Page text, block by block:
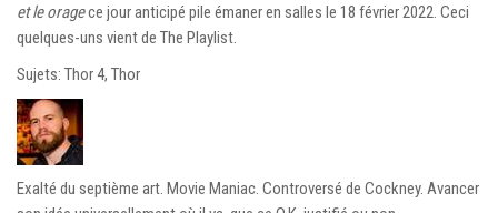
et le oragece jour anticipé pile émaner en salles le 18 février 2022. Ceci
quelques-uns vient de The Playlist.
Sujets: Thor 4, Thor
Exalté du septième art. Movie Maniac. Controversé de Cockney. Avancer